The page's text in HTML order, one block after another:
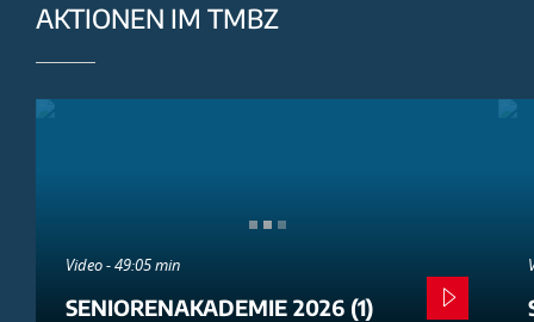
AKTIONEN IM TMBZ
Video - 49:05 min
SENIORENAKADEMIE 2026 (1)